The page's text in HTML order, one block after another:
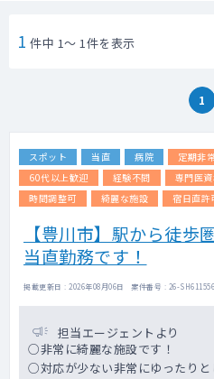
1 件中 1～ 1件を表示
1
スポット 当直 病院 定期非
60代以上歓迎
経験不問 専門医
時間調整可
綺麗な施設 宿日直許
【豊川市】駅から徒歩
当直勤務です！
掲載更新日 : 2026年08月06日 案件番号 : 26-SH611556
担当エージェントより
○非常に綺麗な施設です！
○対応が少ない非常にゆったりと